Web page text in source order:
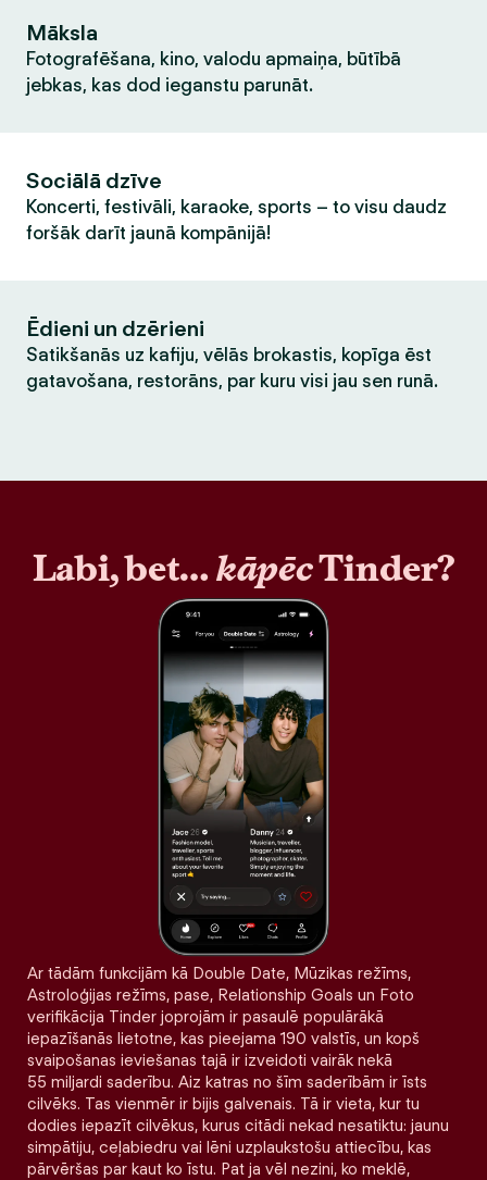
Māksla
Fotografēšana, kino, valodu apmaiņa, būtībā
jebkas, kas dod ieganstu parunāt.
Sociālā dzīve
Koncerti, festivāli, karaoke, sports – to visu daudz
foršāk darīt jaunā kompānijā!
Ēdieni un dzērieni
Satikšanās uz kafiju, vēlās brokastis, kopīga ēst
gatavošana, restorāns, par kuru visi jau sen runā.
Labi, bet…kāpēcTinder?
Ar tādām funkcijām kā Double Date, Mūzikas režīms,
Astroloģijas režīms, pase, Relationship Goals un Foto
verifikācija Tinder joprojām ir pasaulē populārākā
iepazīšanās lietotne, kas pieejama 190 valstīs, un kopš
svaipošanas ieviešanas tajā ir izveidoti vairāk nekā
55 miljardi saderību. Aiz katras no šīm saderībām ir īsts
cilvēks. Tas vienmēr ir bijis galvenais. Tā ir vieta, kur tu
dodies iepazīt cilvēkus, kurus citādi nekad nesatiktu: jaunu
simpātiju, ceļabiedru vai lēni uzplaukstošu attiecību, kas
pārvēršas par kaut ko īstu. Pat ja vēl nezini, ko meklē,